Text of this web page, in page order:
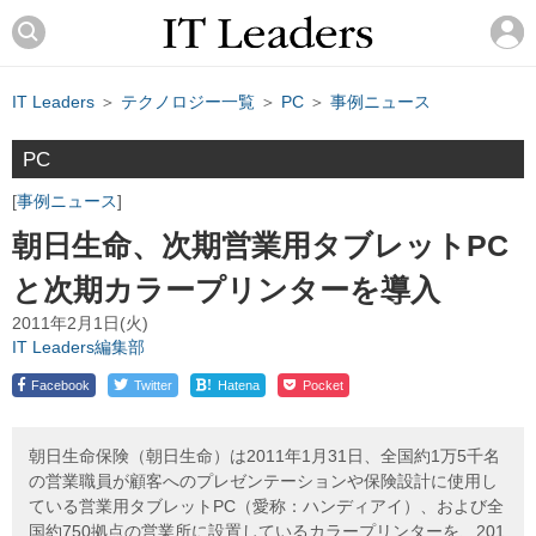
IT Leaders ＞ テクノロジー一覧 ＞ PC ＞ 事例ニュース
PC
事例ニュース
朝日生命、次期営業用タブレットPC
と次期カラープリンターを導入
2011年2月1日(火)
IT Leaders編集部
Facebook Twitter ! Hatena Pocket
朝日生命保険（朝日生命）は2011年1月31日、全国約1万5千名
の営業職員が顧客へのプレゼンテーションや保険設計に使用し
ている営業用タブレットPC（愛称：ハンディアイ）、および全
国約750拠点の営業所に設置しているカラープリンターを、201